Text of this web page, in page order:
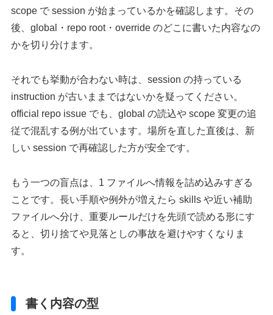
scope で session が始まっているかを確認します。その
後、global・repo root・override のどこに書いた内容なの
かを切り分けます。
それでも挙動が合わない時は、session の持っている
instruction が古いままではないかを疑ってください。
official repo issue でも、global の読込や scope 変更の追
従で混乱する例が出ています。場所を直した直後は、新
しい session で再確認した方が安全です。
もう一つの盲点は、1 ファイルへ情報を詰め込みすぎる
ことです。長い手順や例外が増えたら skills や近い補助
ファイルへ分け、重要ルールだけを先頭で読める形にす
ると、切り捨てや見落としの事故を避けやすくなりま
す。
書く内容の型